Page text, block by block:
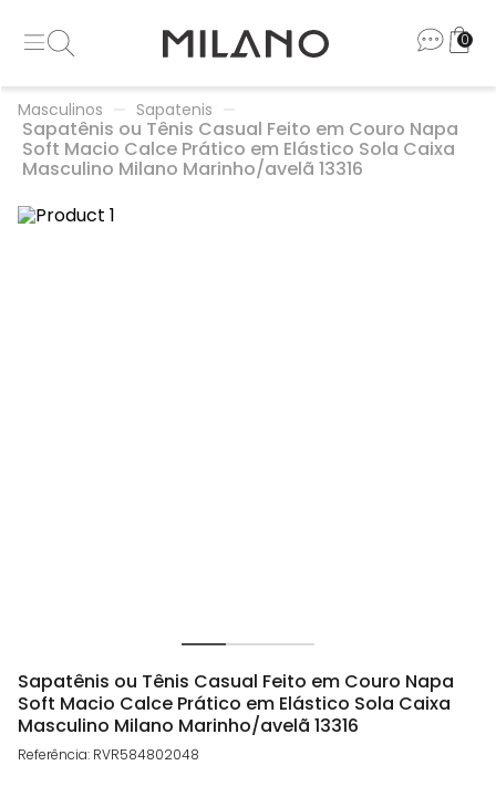
0
Masculinos Sapatenis
Sapatênis ou Tênis Casual Feito em Couro Napa
Soft Macio Calce Prático em Elástico Sola Caixa
Masculino Milano Marinho/avelã 13316
Sapatênis ou Tênis Casual Feito em Couro Napa
Soft Macio Calce Prático em Elástico Sola Caixa
Masculino Milano Marinho/avelã 13316
Referência: RVR584802048